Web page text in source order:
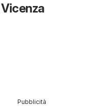
Pubblicità